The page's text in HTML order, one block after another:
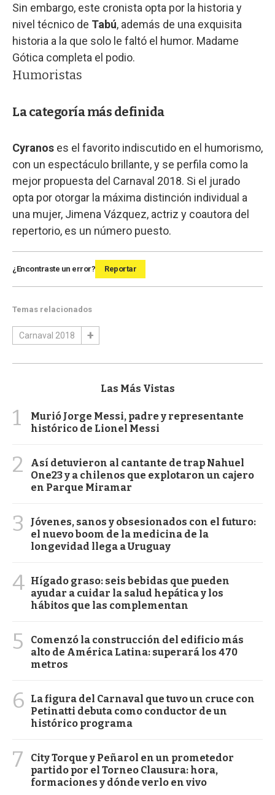
Sin embargo, este cronista opta por la historia y
nivel técnico de Tabú, además de una exquisita
historia a la que solo le faltó el humor. Madame
Gótica completa el podio.
Humoristas
La categoría más definida
Cyranos es el favorito indiscutido en el humorismo,
con un espectáculo brillante, y se perfila como la
mejor propuesta del Carnaval 2018. Si el jurado
opta por otorgar la máxima distinción individual a
una mujer, Jimena Vázquez, actriz y coautora del
repertorio, es un número puesto.
¿Encontraste un error? Reportar
Temas relacionados
Carnaval 2018
Las Más Vistas
1
Murió Jorge Messi, padre y representante
histórico de Lionel Messi
2
Así detuvieron al cantante de trap Nahuel
One23 y a chilenos que explotaron un cajero
en Parque Miramar
3
Jóvenes, sanos y obsesionados con el futuro:
el nuevo boom de la medicina de la
longevidad llega a Uruguay
4 Hígado graso: seis bebidas que pueden
ayudar a cuidar la salud hepática y los
hábitos que las complementan
5
Comenzó la construcción del edificio más
alto de América Latina: superará los 470
metros
6
La figura del Carnaval que tuvo un cruce con
Petinatti debuta como conductor de un
histórico programa
7
City Torque y Peñarol en un prometedor
partido por el Torneo Clausura: hora,
formaciones y dónde verlo en vivo